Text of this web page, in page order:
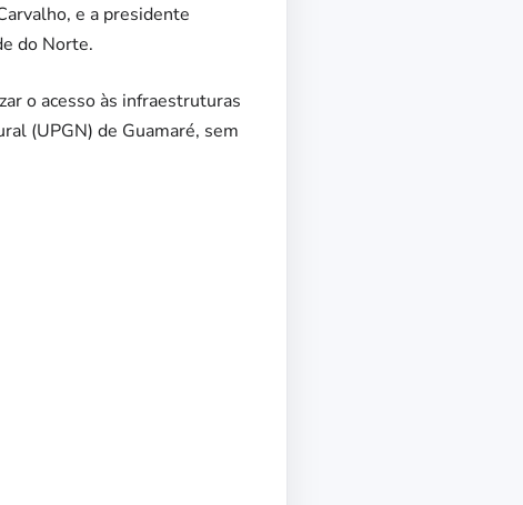
e a presidente
do Norte.
o acesso às infraestruturas
(UPGN) de Guamaré, sem